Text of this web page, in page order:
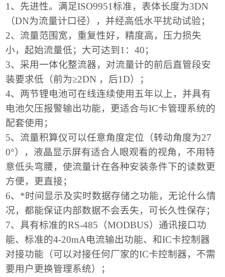
1、 先进性。满足ISO9951标准，表体长度为3DN
（DN为流量计口径），并经高低水平扰动试验；
2、流量范围宽，重复性好，精度高，压力损失
小，起始流量低；大可达到1：40；
3、采用一体化整流器，对流量计的前后直管段安
装要求低（前为≥2DN ，后1D）；
4、两节锂电池可在线连续使用五年以上，并具有
电池欠压报警输出功能，更适合与IC卡管理系统的
配套使用；
5、流量积算仪可以任意角度定位（转动角度为27
0°），液晶显示屏有适合人眼观看的视角，不用特
意低头弯腰，使流量计在各种安装条件下的读数更
方便，更直接；
6、*时间显示及实时数据存储之功能，无论什么情
况，都能保证内部数据不会丢失，可长久性保存；
7、具有标准的RS-485（MODBUS）通讯接口功
能、标准的4-20mA电流输出功能、和IC卡控制器
对接功能（可以对接任何厂家的IC卡控制器，不需
要用户更换管理系统）；